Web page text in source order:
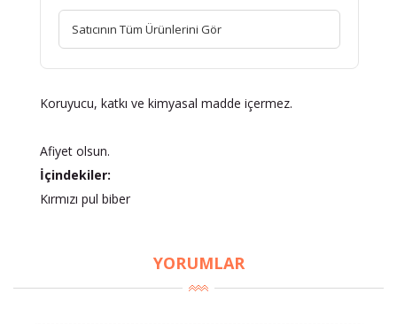
Satıcının Tüm Ürünlerini Gör
Koruyucu, katkı ve kimyasal madde içermez.
Afiyet olsun.
İçindekiler:
Kırmızı pul biber
YORUMLAR